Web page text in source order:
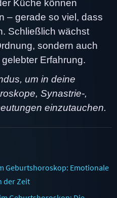
Küche können
– gerade so viel, dass
Schließlich wächst
sondern auch
Erfahrung.
um in deine
Synastrie-,
einzutauchen.
Geburtshoroskop: Emotionale
der Zeit